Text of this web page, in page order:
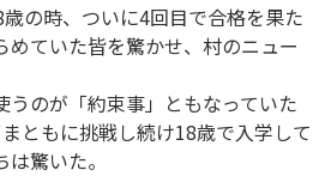
の時、ついに4回目で合格を果た
めていた皆を驚かせ、村のニュー
うのが「約束事」ともなっていた
ともに挑戦し続け18歳で入学して
驚いた。